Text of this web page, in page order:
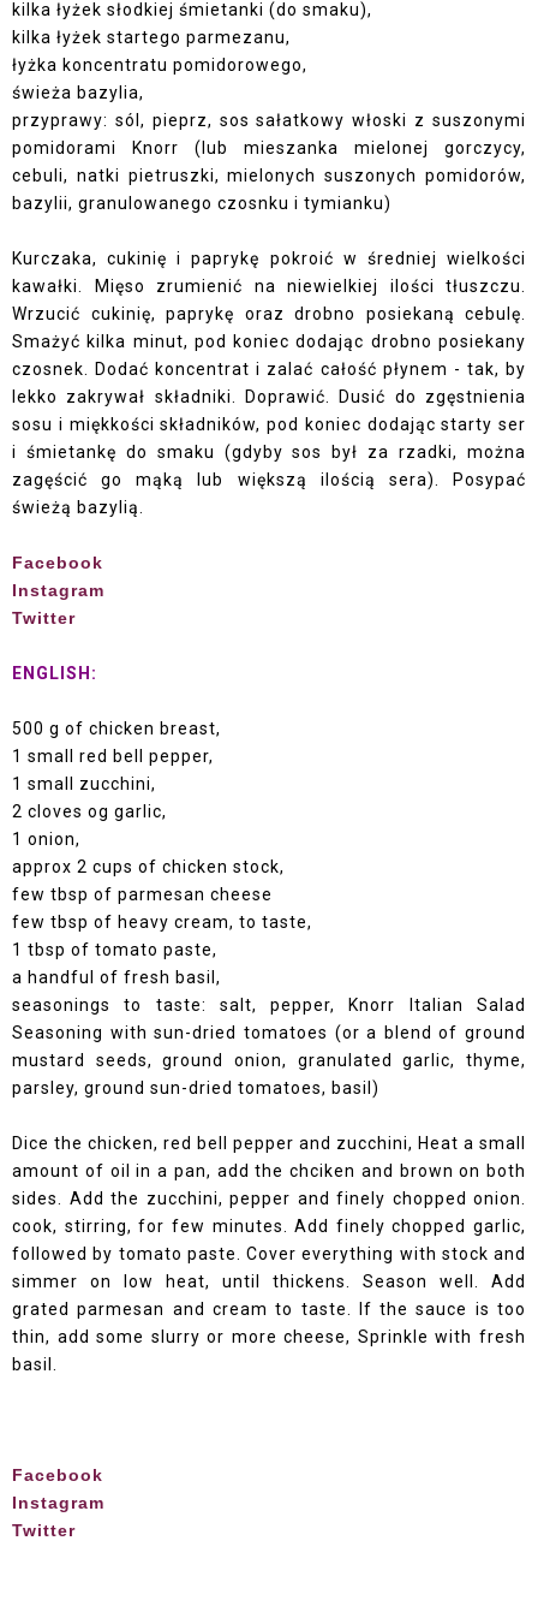
kilka łyżek słodkiej śmietanki (do smaku),
kilka łyżek startego parmezanu,
łyżka koncentratu pomidorowego,
świeża bazylia,
przyprawy: sól, pieprz, sos sałatkowy włoski z suszonymi
pomidorami Knorr (lub mieszanka mielonej gorczycy,
cebuli, natki pietruszki, mielonych suszonych pomidorów,
bazylii, granulowanego czosnku i tymianku)
Kurczaka, cukinię i paprykę pokroić w średniej wielkości
kawałki. Mięso zrumienić na niewielkiej ilości tłuszczu.
Wrzucić cukinię, paprykę oraz drobno posiekaną cebulę.
Smażyć kilka minut, pod koniec dodając drobno posiekany
czosnek. Dodać koncentrat i zalać całość płynem - tak, by
lekko zakrywał składniki. Doprawić. Dusić do zgęstnienia
sosu i miękkości składników, pod koniec dodając starty ser
i śmietankę do smaku (gdyby sos był za rzadki, można
zagęścić go mąką lub większą ilością sera). Posypać
świeżą bazylią.
Facebook
Instagram
Twitter
ENGLISH:
500 g of chicken breast,
1 small red bell pepper,
1 small zucchini,
2 cloves og garlic,
1 onion,
approx 2 cups of chicken stock,
few tbsp of parmesan cheese
few tbsp of heavy cream, to taste,
1 tbsp of tomato paste,
a handful of fresh basil,
seasonings to taste: salt, pepper, Knorr Italian Salad
Seasoning with sun-dried tomatoes (or a blend of ground
mustard seeds, ground onion, granulated garlic, thyme,
parsley, ground sun-dried tomatoes, basil)
Dice the chicken, red bell pepper and zucchini, Heat a small
amount of oil in a pan, add the chciken and brown on both
sides. Add the zucchini, pepper and finely chopped onion.
cook, stirring, for few minutes. Add finely chopped garlic,
followed by tomato paste. Cover everything with stock and
simmer on low heat, until thickens. Season well. Add
grated parmesan and cream to taste. If the sauce is too
thin, add some slurry or more cheese, Sprinkle with fresh
basil.
Facebook
Instagram
Twitter